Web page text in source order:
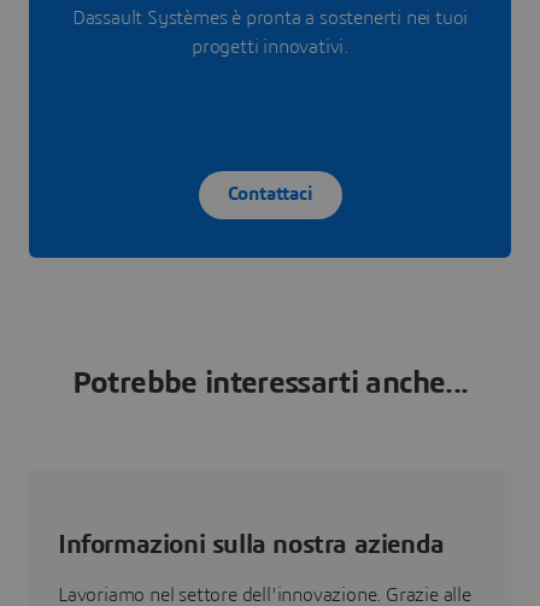
Dassault Systèmes è pronta a sostenerti nei tuoi
progetti innovativi.
Contattaci
Potrebbe interessarti anche...
Informazioni sulla nostra azienda
Lavoriamo nel settore dell'innovazione. Grazie alle